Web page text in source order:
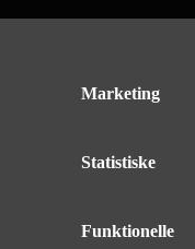
Marketing
Statistiske
Funktionelle